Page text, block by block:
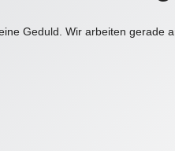
Geduld. Wir arbeiten gerade